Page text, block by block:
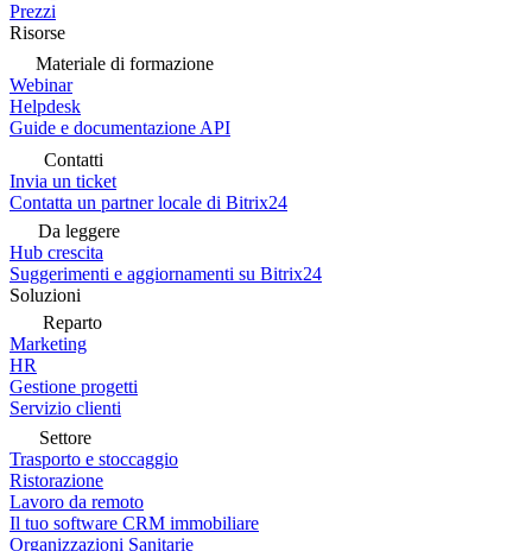
Prezzi
Risorse
Materiale di formazione
Webinar
Helpdesk
Guide e documentazione API
Contatti
Invia un ticket
Contatta un partner locale di Bitrix24
Da leggere
Hub crescita
Suggerimenti e aggiornamenti su Bitrix24
Soluzioni
Reparto
Marketing
HR
Gestione progetti
Servizio clienti
Settore
Trasporto e stoccaggio
Ristorazione
Lavoro da remoto
Il tuo software CRM immobiliare
Organizzazioni Sanitarie